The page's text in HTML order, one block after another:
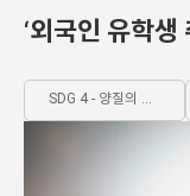
‘외국인 유학생